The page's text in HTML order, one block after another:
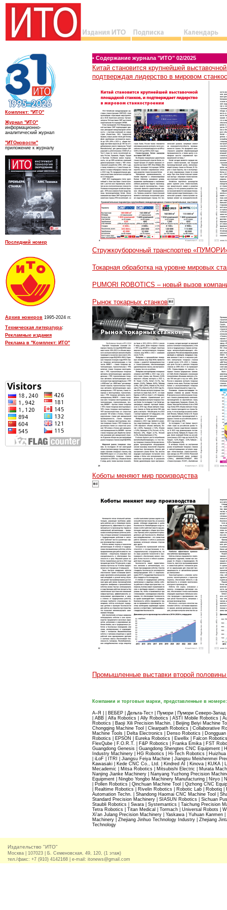
Комплект: "ИТО"
Журнал "ИТО"
информационно-
аналитический журнал
"ИТОновости"
приложение к журналу
Последний номер
Архив номеров 1995-2024 гг.
Техническая литература:
Рекламные издания
Реклама в "Комплект: ИТО"
• Содержание журнала "ИТО" 02/2025
Китай становится крупнейшей
подтверждая лидерство в мировом
Стружкоуборочный транспортер
Токарная обработка на уровне мировых
PUMORI ROBOTICS – новый вызов
Рынок токарных станков
Коботы меняют мир производства

Промышленные выставки второй половины
Компании и торговые марки, представленные в номере:
A–Я | | ВЕБЕР | Дельта-Тест | Пумори | Пумори Северо-
| ABB | Alfa Robotics | Ally Robotics | ASTI Mobile Robotics |
Robotics | Baoji Xili Precision Machin. | Beijing Beiyi Machine
Chongqing Machine Tool | Clearpath Robotics | Collaborative
Machine Tools | Delta Electronics | Denso Robotics |
Robotics | EPSON | Eureka Robotics | Ewellix | Falcon
FlexQube | F.O.R.T. | F&P Robotics | Franka Emika | FST
Guangdong Genesis | Guangdong Shengtes CNC Equipment |
Industry Machinery | HG Robotics | Hi-Tech Robotics |
| iLoF | ITRI | Jiangsu Feiya Machine | Jiangsu Meishenmei
Kawasaki | Kede CNC Co., Ltd. | Kindred AI | Kinova | KUKA |
Mecademic | Mitsa Robotics | Mitsubishi Electric | Murata
Nanjing Jianke Machinery | Nanyang Yuzhong Precision
Equipment | Ningbo Yongbo Machinery Manufacturing | Niryo |
| Pollen Robotics | Qinchuan Machine Tool | Qizhong CNC
| Realtime Robotics | Rivelin Robotics | Robotic Lab | Robotiq
Automation Techn. | Shandong Haomai CNC Machine Tool |
Standard Precision Machinery | SIASUN Robotics | Sichuan
Staubli Robotics | Swara | Systemantics | Taichung Precision
Tetra Robotics | Titan Medical | Tormach | Universal Robots |
Xi'an Julang Precision Machinery | Yaskawa | Yuhuan Kanmen
Machinery | Zhejiang Jinhuo Technology Industry | Zhejiang
Technology
Издательство "ИТО"
Москва | 107023 | Б. Семеновская, 49, 120, (1 этаж)
тел./факс: +7 (910) 4142168 | e-mail: itonews@gmail.com